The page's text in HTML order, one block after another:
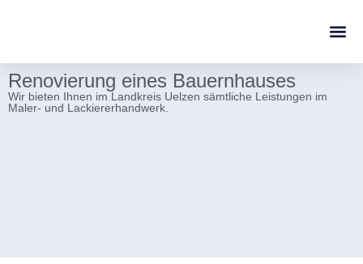
Renovierung eines Bauernhauses
Wir bieten Ihnen im Landkreis Uelzen sämtliche Leistungen im
Maler- und Lackiererhandwerk.